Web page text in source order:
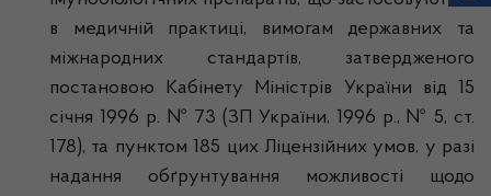
в медичній практиці, вимогам державних та
міжнародних стандартів, затвердженого
постановою Кабінету Міністрів України від 15
січня 1996 р. № 73 (ЗП України, 1996 р., № 5, ст.
178), та пунктом 185 цих Ліцензійних умов, у разі
надання обґрунтування можливості щодо